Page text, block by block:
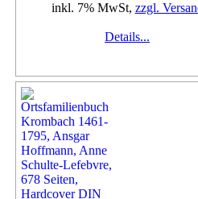
inkl. 7% MwSt, zzgl.
Details...